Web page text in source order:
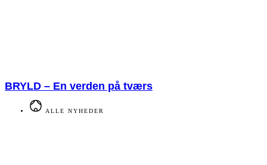
BRYLD – En verden på tværs
ALLE NYHEDER